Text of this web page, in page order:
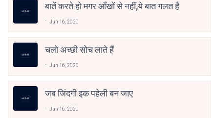
बातें करते हो मगर आँखों से नहीं,ये बात गलत है
Jun 16, 2020
चलो अच्छी सोच लाते हैं
Jun 16, 2020
जब जिंदगी इक पहेली बन जाए
Jun 16, 2020